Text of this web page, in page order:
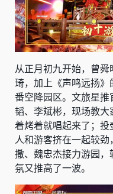
从正月初九开始，曾
琦，加上《声鸣远扬
番空降园区。文旅星
韬、李斌彬，现场教大
着烤着就唱起来了；
人和游客挤在一起较
撒、魏忠杰接力游园
氛又推高了一波。